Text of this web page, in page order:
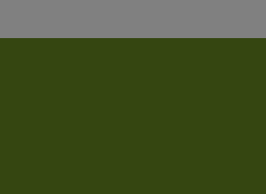
Darmstadt
der TU Darmstadt
Kanal der TU